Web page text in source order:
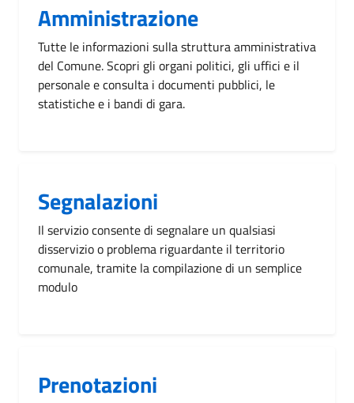
Amministrazione
Tutte le informazioni sulla struttura amministrativa
del Comune. Scopri gli organi politici, gli uffici e il
personale e consulta i documenti pubblici, le
statistiche e i bandi di gara.
Segnalazioni
Il servizio consente di segnalare un qualsiasi
disservizio o problema riguardante il territorio
comunale, tramite la compilazione di un semplice
modulo
Prenotazioni